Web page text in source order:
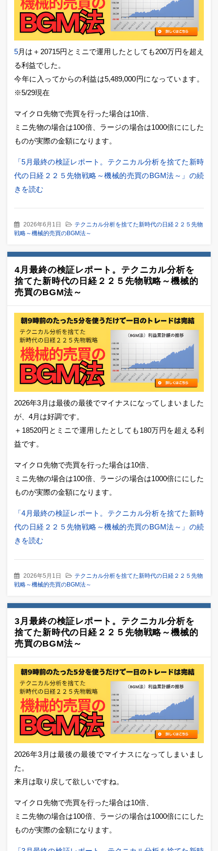
5月は＋20715円とミニで運用したとしても200万円を超え
る利益でした。
今年に入ってからの利益は5,489,000円になっています。
※5/29現在
マイクロ先物で売買を行った場合は10倍、
ミニ先物の場合は100倍、ラージの場合は1000倍ににした
ものが実際の金額になります。
「5月最終の検証レポート。テクニカル分析を捨てた新時
代の日経２２５先物戦略～機械的売買のBGM法～」の続
きを読む
2026年6月1日
テクニカル分析を捨てた新時代の日経２２５先物
戦略～機械的売買のBGM法～
4月最終の検証レポート。テクニカル分析を
捨てた新時代の日経２２５先物戦略～機械的
売買のBGM法～
2026年3月は最後の最後でマイナスになってしまいました
が、4月は好調です。
＋18520円とミニで運用したとしても180万円を超える利
益です。
マイクロ先物で売買を行った場合は10倍、
ミニ先物の場合は100倍、ラージの場合は1000倍ににした
ものが実際の金額になります。
「4月最終の検証レポート。テクニカル分析を捨てた新時
代の日経２２５先物戦略～機械的売買のBGM法～」の続
きを読む
2026年5月1日
テクニカル分析を捨てた新時代の日経２２５先物
戦略～機械的売買のBGM法～
3月最終の検証レポート。テクニカル分析を
捨てた新時代の日経２２５先物戦略～機械的
売買のBGM法～
2026年3月は最後の最後でマイナスになってしまいまし
た。
来月は取り戻して欲しいですね。
マイクロ先物で売買を行った場合は10倍、
ミニ先物の場合は100倍、ラージの場合は1000倍ににした
ものが実際の金額になります。